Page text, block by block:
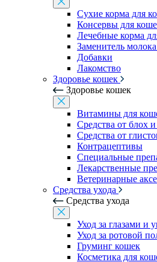
Сухие корма для
Консервы для
Лечебные корма
Заменитель
Добавки
Лакомство
Здоровье кошек
Здоровье кошек
Витамины для
Средства от блох
Средства от
Контрацептивы
Специальные
Лекарственные
Ветеринарные
Средства ухода
Средства ухода
Уход за глазами и
Уход за ротовой
Груминг кошек
Косметика для